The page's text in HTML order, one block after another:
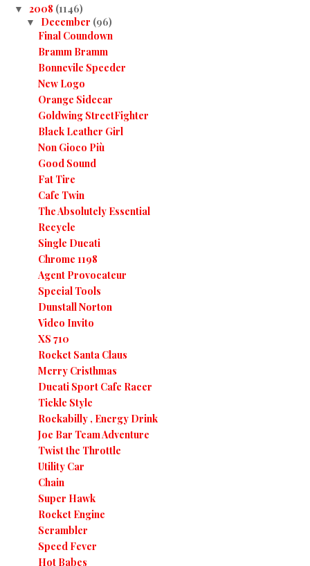
▼ 2008 (1146)
▼ December (96)
Final Coundown
Bramm Bramm
Bonnevile Speeder
New Logo
Orange Sidecar
Goldwing StreetFighter
Black Leather Girl
Non Gioco Più
Good Sound
Fat Tire
Cafe Twin
The Absolutely Essential
Recycle
Single Ducati
Chrome 1198
Agent Provocateur
Special Tools
Dunstall Norton
Video Invito
XS 710
Rocket Santa Claus
Merry Cristhmas
Ducati Sport Cafe Racer
Tickle Style
Rockabilly , Energy Drink
Joe Bar Team Adventure
Twist the Throttle
Utility Car
Chain
Super Hawk
Rocket Engine
Scrambler
Speed Fever
Hot Babes